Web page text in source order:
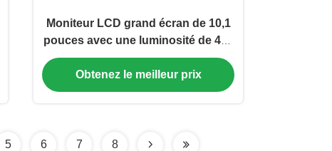
Moniteur LCD grand écran de 10,1
pouces avec une luminosité de 400
cd/m² et une résolution de
1920x1200 pixels et 16,7 millions de
couleurs pour Asus Memo Pad
Obtenez le meilleur prix
5 6 7 8